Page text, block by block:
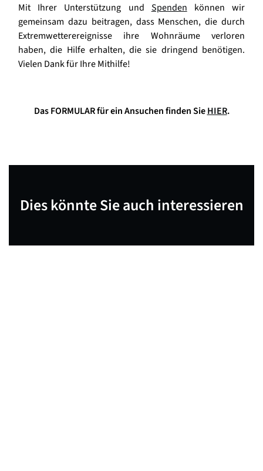
Mit Ihrer Unterstützung und Spenden können wir
gemeinsam dazu beitragen, dass Menschen, die durch
Extremwetterereignisse ihre Wohnräume verloren
haben, die Hilfe erhalten, die sie dringend benötigen.
Vielen Dank für Ihre Mithilfe!
Das FORMULAR für ein Ansuchen finden SieHIER.
Dies könnte Sie auch interessieren